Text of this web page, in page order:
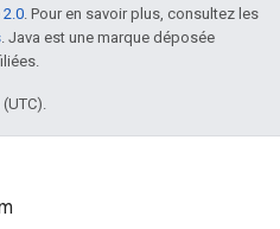
. Pour en savoir plus, consultez les
. Java est une marque déposée